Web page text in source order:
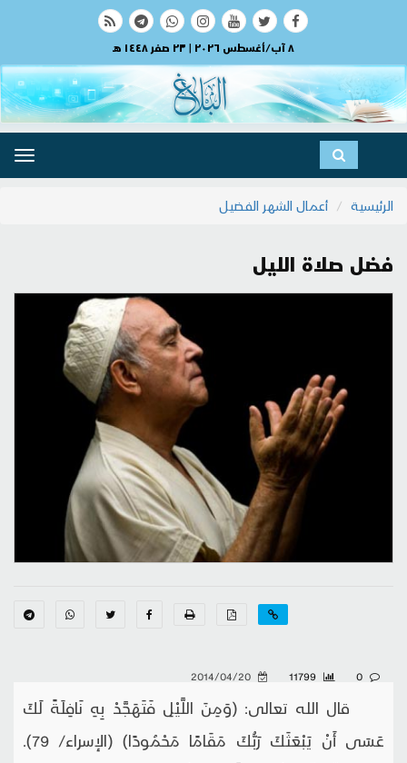
٨ آب/أغسطس ٢٠٢٦ | ٢٣ صفر ١٤٤٨ هـ
الرئيسية
أعمال الشهر الفضيل
فضل صلاة الليل
قال الله تعالى: (وَمِنَ اللَّيْلِ فَتَهَجَّدْ بِهِ نَافِلَةً لَكَ
عَسَى أَنْ يَبْعَثَكَ رَبُّكَ مَقَامًا مَحْمُودًا) (الإسراء/ 79).